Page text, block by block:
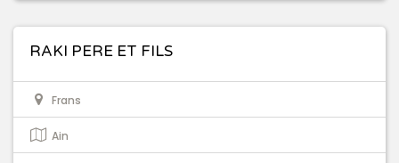
RAKI PERE ET FILS
Frans
Ain